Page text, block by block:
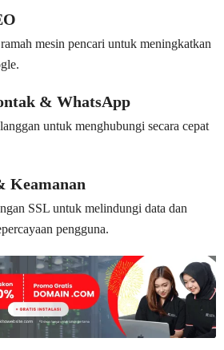
mesin pencari untuk meningkatkan
& WhatsApp
untuk menghubungi secara cepat
Keamanan
SSL untuk melindungi data dan
pengguna.